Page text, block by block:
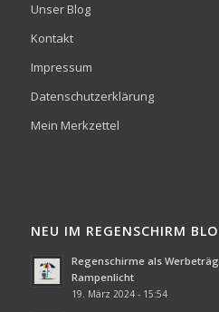
Unser Blog
Kontakt
Impressum
Datenschutzerklärung
Mein Merkzettel
NEU IM REGENSCHIRM
Regenschirme als
Rampenlicht
19. März 2024 - 15:54